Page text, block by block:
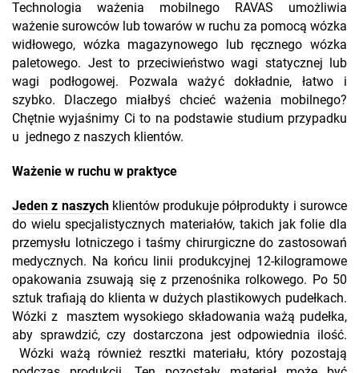
Technologia ważenia mobilnego RAVAS umożliwia
ważenie surowców lub towarów w ruchu za pomocą wózka
widłowego, wózka magazynowego lub ręcznego wózka
paletowego. Jest to przeciwieństwo wagi statycznej lub
wagi podłogowej. Pozwala ważyć dokładnie, łatwo i
szybko. Dlaczego miałbyś chcieć ważenia mobilnego?
Chętnie wyjaśnimy Ci to na podstawie studium przypadku
u jednego z naszych klientów.
Ważenie w ruchu w praktyce
Jeden z naszychklientów produkuje półprodukty i surowce
do wielu specjalistycznych materiałów, takich jak folie dla
przemysłu lotniczego i taśmy chirurgiczne do zastosowań
medycznych. Na końcu linii produkcyjnej 12-kilogramowe
opakowania zsuwają się z przenośnika rolkowego. Po 50
sztuk trafiają do klienta w dużych plastikowych pudełkach.
Wózki z masztem wysokiego składowania ważą pudełka,
aby sprawdzić, czy dostarczona jest odpowiednia ilość.
Wózki ważą również resztki materiału, który pozostają